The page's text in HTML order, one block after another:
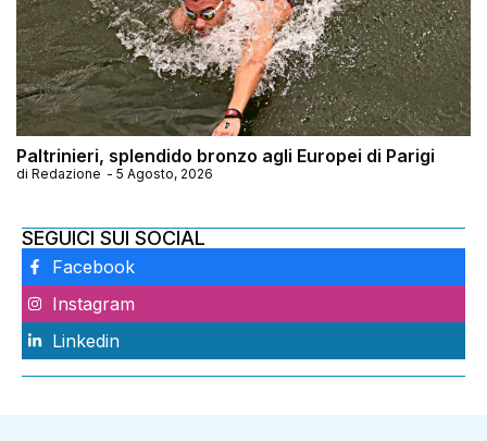
Paltrinieri, splendido bronzo agli Europei di Parigi
di Redazione - 5 Agosto, 2026
SEGUICI SUI SOCIAL
Facebook
Instagram
Linkedin